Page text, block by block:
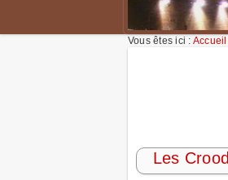
Vous êtes ici : Accueil
Les